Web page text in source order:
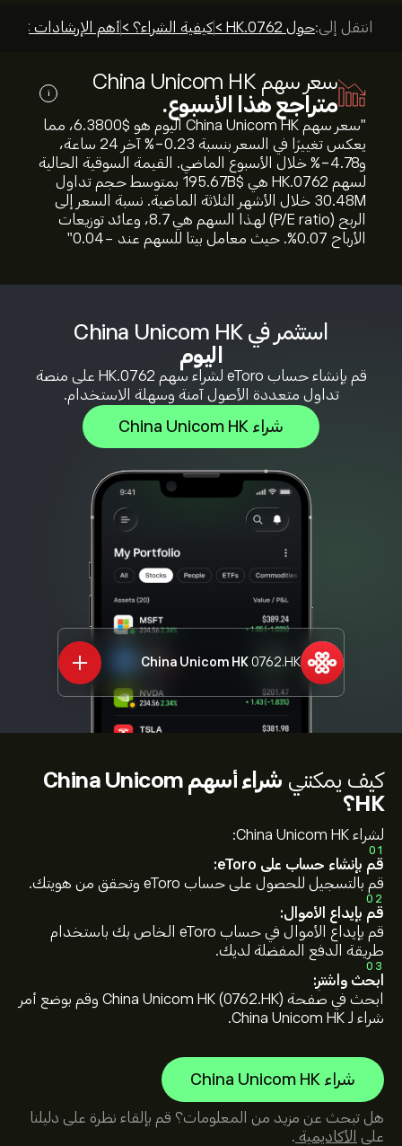
استثمر في China Unicom HK
اليوم
قم بإنشاء حساب eToro لشراء سهم 0762.HK على منصة
تداول متعددة الأصول آمنة وسهلة الاستخدام.
شراء China Unicom HK
China Unicom HK0762.HK
انتقل إلى:حول 0762.HK > كيفية الشراء؟ >أهم الإرشادات >
سعر سهم China Unicom HK
متراجع هذا الأسبوع.
i
"سعر سهم China Unicom HK اليوم هو 6.3800‎$‎، مما
يعكس تغييرًا في السعر بنسبة ‎-0.23‎% آخر 24 ساعة،
و‎-4.78‎% خلال الأسبوع الماضي. القيمة السوقية الحالية
لسهم 0762.HK هي 195.67B‎$‎ بمتوسط حجم تداول
30.48M خلال الأشهر الثلاثة الماضية. نسبة السعر إلى
الربح (P/E ratio) لهذا السهم هي 8.7، وعائد توزيعات
الأرباح 0.07%. حيث معامل بيتا للسهم عند -0.04"
كيف يمكنني
شراء أسهم China Unicom
HK؟
لشراء China Unicom HK:
01
قم بإنشاء حساب على eToro:
قم بالتسجيل للحصول على حساب eToro وتحقق من هويتك.
02
قم بإيداع الأموال:
قم بإيداع الأموال في حساب eToro الخاص بك باستخدام
طريقة الدفع المفضلة لديك.
03
ابحث واشترِ:
ابحث في صفحة China Unicom HK (0762.HK) وقم بوضع أمر
شراء لـ China Unicom HK.
شراء China Unicom HK
هل تبحث عن مزيد من المعلومات؟ قم بإلقاء نظرة على دليلنا
على
الأكاديمية .